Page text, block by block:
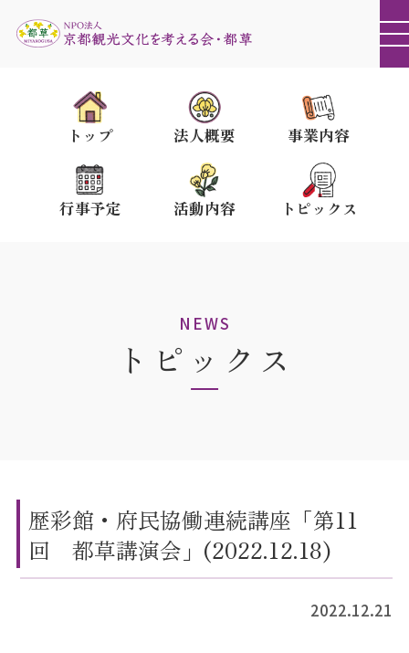
トップ 法人概要 事業内容
行事予定 活動内容 トピックス
NEWS
トピックス
歴彩館・府民協働連続講座「第11
回 都草講演会」(2022.12.18)
2022.12.21